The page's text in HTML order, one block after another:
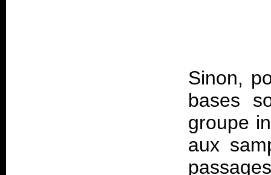
Sinon,
bases
groupe
aux